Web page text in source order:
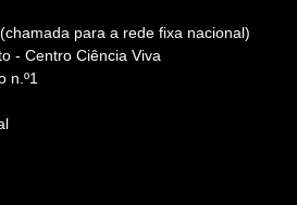
para a rede fixa nacional)
- Centro Ciência Viva
n.º1